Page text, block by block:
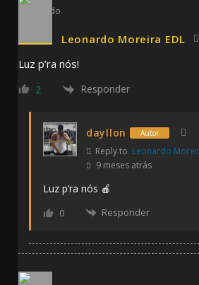
Leonardo Moreira EDL
Luz p’ra nós!
2 Responder
dayllon Autor
Reply to Leonardo
9 meses atrás
Luz p’ra nós 🍎
0 Responder